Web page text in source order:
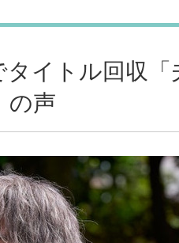
タイトル回収
の声